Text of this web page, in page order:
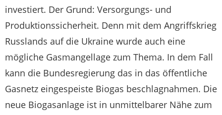
investiert. Der Grund: Versorgungs- und
Produktionssicherheit. Denn mit dem Angriffskrieg
Russlands auf die Ukraine wurde auch eine
mögliche Gasmangellage zum Thema. In dem Fall
kann die Bundesregierung das in das öffentliche
Gasnetz eingespeiste Biogas beschlagnahmen. Die
neue Biogasanlage ist in unmittelbarer Nähe zum